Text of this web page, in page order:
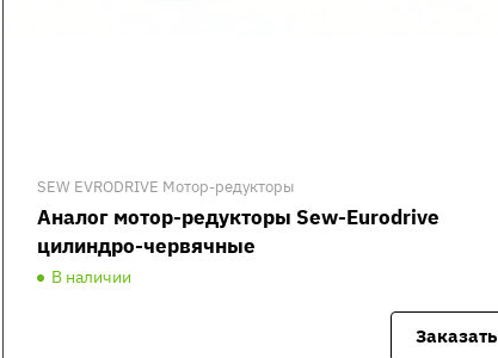
SEW EVRODRIVE Мотор-редукторы
Аналог мотор-редукторы Sew-Eurodrive
цилиндро-червячные
В наличии
Заказать